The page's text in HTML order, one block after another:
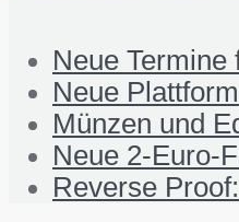
Neue
Neue
Münzen und
Neue 2-Euro-
Reverse